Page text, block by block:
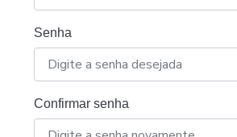
Senha
Confirmar senha